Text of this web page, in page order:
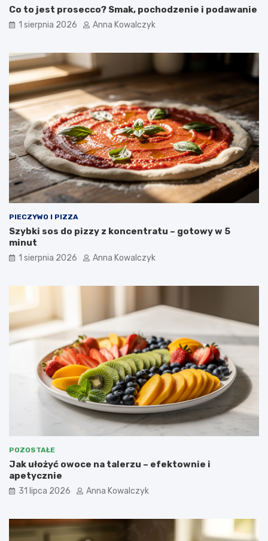
Co to jest prosecco? Smak, pochodzenie i podawanie
1 sierpnia 2026 Anna Kowalczyk
PIECZYWO I PIZZA
Szybki sos do pizzy z koncentratu – gotowy w 5
minut
1 sierpnia 2026 Anna Kowalczyk
POZOSTAŁE
Jak ułożyć owoce na talerzu – efektownie i
apetycznie
31 lipca 2026 Anna Kowalczyk